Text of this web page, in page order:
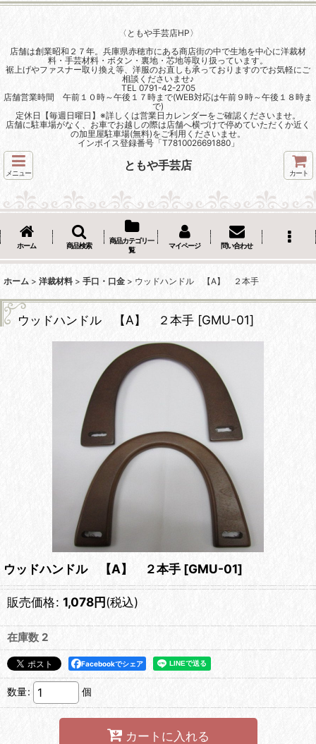
〈ともや手芸店HP〉
店舗は創業昭和２７年。兵庫県赤穂市にある商店街の中で生地を中心に洋裁材
料・手芸材料・ボタン・裏地・芯地等取り扱っています。
裾上げやファスナー取り換え等、洋服のお直しも承っておりますのでお気軽にご
相談くださいませ♪
TEL 0791-42-2705
店舗営業時間 午前１０時～午後１７時まで(WEB対応は午前９時～午後１８時ま
で)
定休日【毎週日曜日】※詳しくは営業日カレンダーをご確認くださいませ。
店舗に駐車場がなく、お車でお越しの際は店舗へ横づけで停めていただくか近く
の加里屋駐車場(無料)をご利用くださいませ。
インボイス登録番号「T7810026691880」
メニュー
ともや手芸店
カート
ホーム 商品検索
商品カテゴリ一
覧
マイページ 問い合わせ
ホーム > 洋裁材料 > 手口・口金 > ウッドハンドル 【A】 ２本手
ウッドハンドル 【A】 ２本手 [GMU-01]
ウッドハンドル 【A】 ２本手 [GMU-01]
販売価格: 1,078円(税込)
在庫数 2
Facebookでシェア
数量: 個
カートに入れる